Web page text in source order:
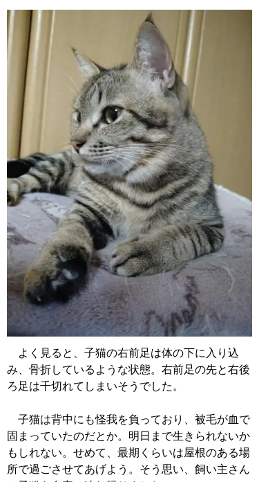
よく見ると、子猫の右前足は体の下に入り込
み、骨折しているような状態。右前足の先と右後
ろ足は千切れてしまいそうでした。
子猫は背中にも怪我を負っており、被毛が血で
固まっていたのだとか。明日まで生きられないか
もしれない。せめて、最期くらいは屋根のある場
所で過ごさせてあげよう。そう思い、飼い主さん